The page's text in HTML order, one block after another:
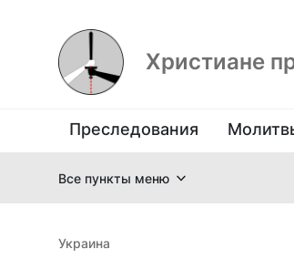
Христиане
Преследования
Все пункты меню
Украина